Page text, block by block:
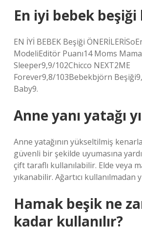
En iyi bebek beşiği
EN İYİ BEBEK Beşiği
ModeliEditör Puanı14 Moms
Sleeper9,9/102Chicco NEXT2ME
Forever9,8/103Bebekbjörn
Baby9.
Anne yanı yatağı
Anne yatağının yükseltilmiş
güvenli bir şekilde uyumasına
çift taraflı kullanılabilir. Elde veya
yıkanabilir. Ağartıcı kullanılmadan
Hamak beşik ne
kadar kullanılır?